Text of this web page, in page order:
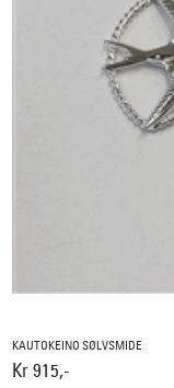
KAUTOKEINO SØLVSMIDE
Kr 915,-